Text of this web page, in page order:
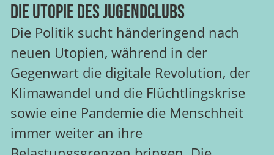
Die Utopie des Jugendclubs
Die Politik sucht händeringend nach
neuen Utopien, während in der
Gegenwart die digitale Revolution, der
Klimawandel und die Flüchtlingskrise
sowie eine Pandemie die Menschheit
immer weiter an ihre